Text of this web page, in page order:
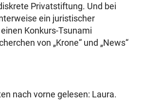
Privatstiftung. Und bei
ein juristischer
Konkurs-Tsunami
von „Krone“ und „News“
nach vorne gelesen: Laura.